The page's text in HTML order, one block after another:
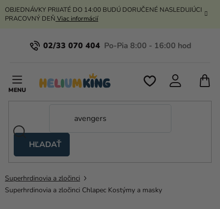
Prejsť
na
OBJEDNÁVKY PRIJATÉ DO 14:00 BUDÚ DORUČENÉ NASLEDUJÚCI
PRACOVNÝ DEŇ Viac informácií
02/33 070 404
HĽADAŤ
stany
Kanekalon
Superhrdinovia a zločinci
Superhrdinovia a zločinci Chlapec Kostýmy a masky